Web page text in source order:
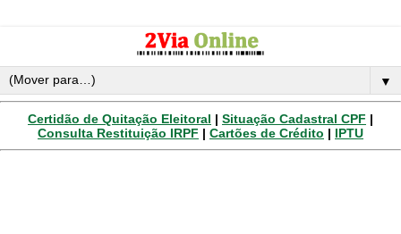
▼
Certidão de Quitação Eleitoral | Situação Cadastral CPF |
Consulta Restituição IRPF | Cartões de Crédito | IPTU